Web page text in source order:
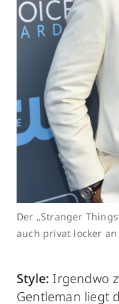
Der „Stranger
auch privat locker an
Style: Irgendwo
Gentleman liegt